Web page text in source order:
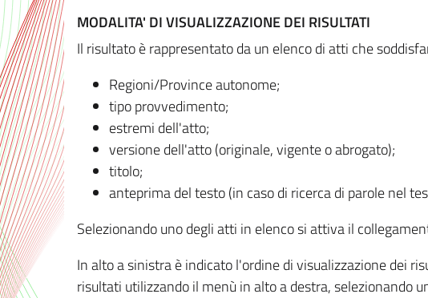
MODALITA' DI VISUALIZZAZIONE DEI RISULTATI
Il risultato è rappresentato da un elenco di atti che
Regioni/Province autonome;
tipo provvedimento;
estremi dell'atto;
versione dell'atto (originale, vigente o abrogato);
titolo;
anteprima del testo (in caso di ricerca di parole nel
Selezionando uno degli atti in elenco si attiva il
In alto a sinistra è indicato l'ordine di visualizzazione dei
risultati utilizzando il menù in alto a destra, selezionando